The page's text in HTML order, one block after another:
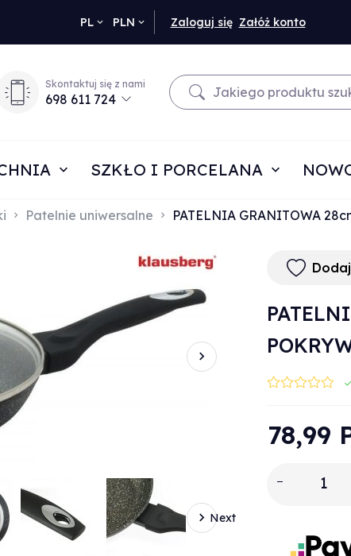
PL currency_h
PLN Zaloguj się Załóż konto
Skontaktuj się z nami
698 611 724
SZKŁO I PORCELANA
Patelnie uniwersalne PATELNIA GRANITOWA
Next
78,99